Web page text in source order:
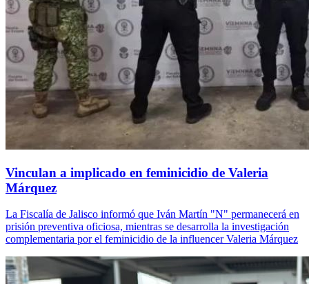
Vinculan a implicado en feminicidio de Valeria
Márquez
La Fiscalía de Jalisco informó que Iván Martín "N" permanecerá en
prisión preventiva oficiosa, mientras se desarrolla la investigación
complementaria por el feminicidio de la influencer Valeria Márquez